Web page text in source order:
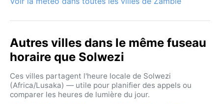
Autres villes dans le même fuseau
horaire que Solwezi
Ces villes partagent l'heure locale de Solwezi
(Africa/Lusaka) — utile pour planifier des appels ou
comparer les heures de lumière du jour.